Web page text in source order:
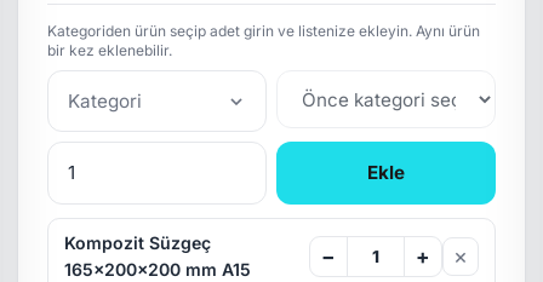
Kategoriden ürün seçip adet girin ve listenize ekleyin. Aynı ürün
bir kez eklenebilir.
Kategori
Ekle
Kompozit Süzgeç
165x200x200 mm A15
− + ×